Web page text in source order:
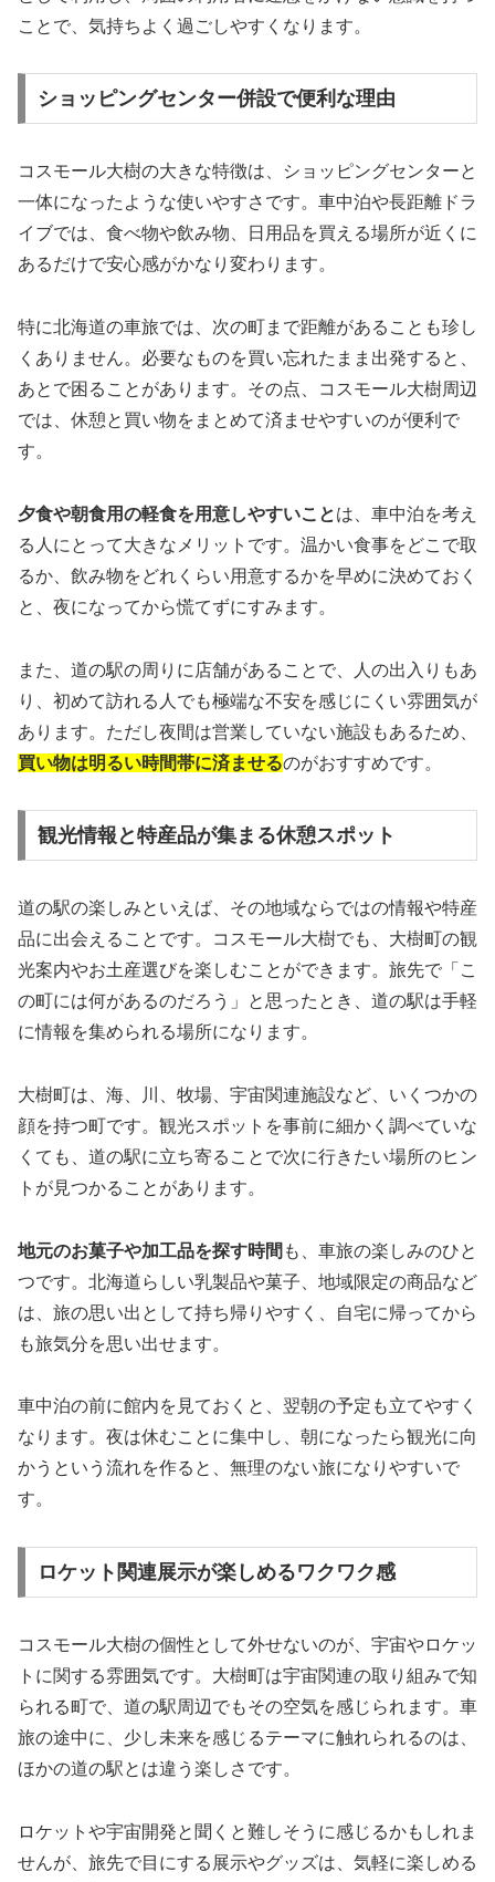
ことで、気持ちよく過ごしやすくなります。
ショッピングセンター併設で便利な理由
コスモール大樹の大きな特徴は、ショッピングセンターと
一体になったような使いやすさです。車中泊や長距離ドラ
イブでは、食べ物や飲み物、日用品を買える場所が近くに
あるだけで安心感がかなり変わります。
特に北海道の車旅では、次の町まで距離があることも珍し
くありません。必要なものを買い忘れたまま出発すると、
あとで困ることがあります。その点、コスモール大樹周辺
では、休憩と買い物をまとめて済ませやすいのが便利で
す。
夕食や朝食用の軽食を用意しやすいことは、車中泊を考え
る人にとって大きなメリットです。温かい食事をどこで取
るか、飲み物をどれくらい用意するかを早めに決めておく
と、夜になってから慌てずにすみます。
また、道の駅の周りに店舗があることで、人の出入りもあ
り、初めて訪れる人でも極端な不安を感じにくい雰囲気が
あります。ただし夜間は営業していない施設もあるため、
買い物は明るい時間帯に済ませるのがおすすめです。
観光情報と特産品が集まる休憩スポット
道の駅の楽しみといえば、その地域ならではの情報や特産
品に出会えることです。コスモール大樹でも、大樹町の観
光案内やお土産選びを楽しむことができます。旅先で「こ
の町には何があるのだろう」と思ったとき、道の駅は手軽
に情報を集められる場所になります。
大樹町は、海、川、牧場、宇宙関連施設など、いくつかの
顔を持つ町です。観光スポットを事前に細かく調べていな
くても、道の駅に立ち寄ることで次に行きたい場所のヒン
トが見つかることがあります。
地元のお菓子や加工品を探す時間 も、車旅の楽しみのひと
つです。北海道らしい乳製品や菓子、地域限定の商品など
は、旅の思い出として持ち帰りやすく、自宅に帰ってから
も旅気分を思い出せます。
車中泊の前に館内を見ておくと、翌朝の予定も立てやすく
なります。夜は休むことに集中し、朝になったら観光に向
かうという流れを作ると、無理のない旅になりやすいで
す。
ロケット関連展示が楽しめるワクワク感
コスモール大樹の個性として外せないのが、宇宙やロケッ
トに関する雰囲気です。大樹町は宇宙関連の取り組みで知
られる町で、道の駅周辺でもその空気を感じられます。車
旅の途中に、少し未来を感じるテーマに触れられるのは、
ほかの道の駅とは違う楽しさです。
ロケットや宇宙開発と聞くと難しそうに感じるかもしれま
せんが、旅先で目にする展示やグッズは、気軽に楽しめる